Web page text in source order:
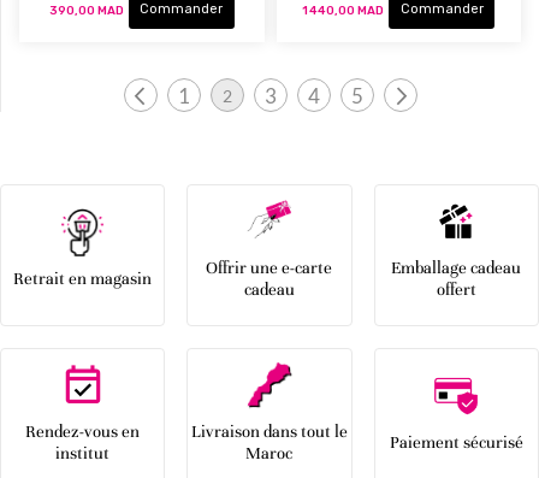
390,00 MAD Commander 1 440,00 MAD Commander
Page
Page
Précédent
Page
1 Vous lisez actuellement la page
2 Page
3 Page
4 Page
5 Page
Suivant
Retrait en magasin
Offrir une e-carte
cadeau
Emballage cadeau
offert
Rendez-vous en
institut
Livraison dans tout le
Maroc
Paiement sécurisé